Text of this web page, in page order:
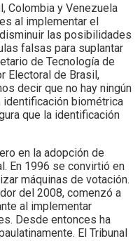
Colombia y Venezuela
al implementar el
las posibilidades
falsas para suplantar
de Tecnología de
Electoral de Brasil,
decir que no hay ningún
biométrica
que la identificación
en la adopción de
En 1996 se convirtió en
máquinas de votación.
del 2008, comenzó a
al implementar
Desde entonces ha
El Tribunal